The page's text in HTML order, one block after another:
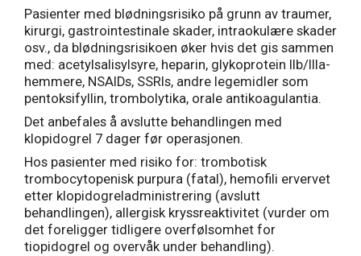
Pasienter med blødningsrisiko på grunn av traumer,
kirurgi, gastrointestinale skader, intraokulære skader
osv., da blødningsrisikoen øker hvis det gis sammen
med: acetylsalisylsyre, heparin, glykoprotein IIb/IIIa-
hemmere, NSAIDs, SSRIs, andre legemidler som
pentoksifyllin, trombolytika, orale antikoagulantia.
Det anbefales å avslutte behandlingen med
klopidogrel 7 dager før operasjonen.
Hos pasienter med risiko for: trombotisk
trombocytopenisk purpura (fatal), hemofili ervervet
etter klopidogreladministrering (avslutt
behandlingen), allergisk kryssreaktivitet (vurder om
det foreligger tidligere overfølsomhet for
tiopidogrel og overvåk under behandling).